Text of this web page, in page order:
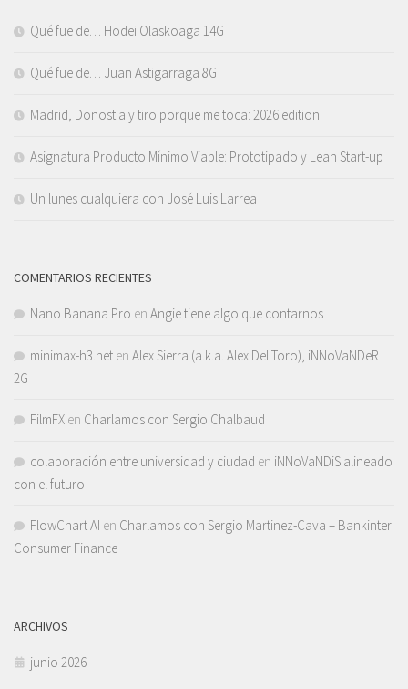
Qué fue de… Hodei Olaskoaga 14G
Qué fue de… Juan Astigarraga 8G
Madrid, Donostia y tiro porque me toca: 2026 edition
Asignatura Producto Mínimo Viable: Prototipado y Lean Start-up
Un lunes cualquiera con José Luis Larrea
COMENTARIOS RECIENTES
Nano Banana Pro en Angie tiene algo que contarnos
minimax-h3.net en Alex Sierra (a.k.a. Alex Del Toro), iNNoVaNDeR
2G
FilmFX en Charlamos con Sergio Chalbaud
colaboración entre universidad y ciudad en iNNoVaNDiS alineado
con el futuro
FlowChart AI en Charlamos con Sergio Martinez-Cava – Bankinter
Consumer Finance
ARCHIVOS
junio 2026